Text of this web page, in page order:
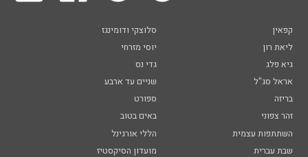
קפאין
סלוצקי ודומינגז
ליאת רון
יוסי מזרחי
גיא פלג
גדי נס
אראל סג"ל
שניים עד ארבע
בריזה
ספורט
זהר צפוני
באים בטוב
השתתפות עצמית
הללי אורגינל
שבת עברית
מועדון הסיקסטיז